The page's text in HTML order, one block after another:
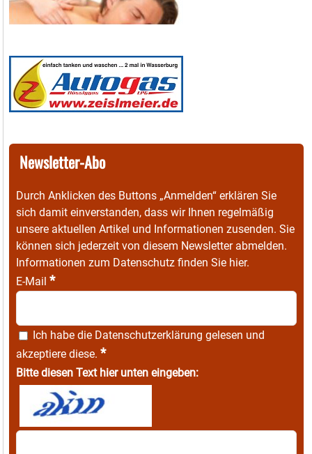
Newsletter-Abo
Durch Anklicken des Buttons „Anmelden“ erklären Sie
sich damit einverstanden, dass wir Ihnen regelmäßig
unsere aktuellen Artikel und Informationen zusenden. Sie
können sich jederzeit von diesem Newsletter abmelden.
Informationen zum Datenschutz finden Sie hier.
E-Mail *
Ich habe die Datenschutzerklärung gelesen und
akzeptiere diese. *
Bitte diesen Text hier unten eingeben: